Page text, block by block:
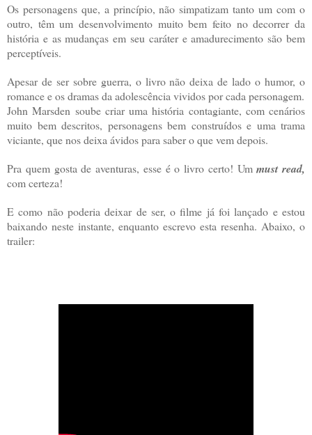
Os personagens que, a princípio, não simpatizam tanto um com o
outro, têm um desenvolvimento muito bem feito no decorrer da
história e as mudanças em seu caráter e amadurecimento são bem
perceptíveis.
Apesar de ser sobre guerra, o livro não deixa de lado o humor, o
romance e os dramas da adolescência vividos por cada personagem.
John Marsden soube criar uma história contagiante, com cenários
muito bem descritos, personagens bem construídos e uma trama
viciante, que nos deixa ávidos para saber o que vem depois.
Pra quem gosta de aventuras, esse é o livro certo! Ummust read,
com certeza!
E como não poderia deixar de ser, o filme já foi lançado e estou
baixando neste instante, enquanto escrevo esta resenha. Abaixo, o
trailer: